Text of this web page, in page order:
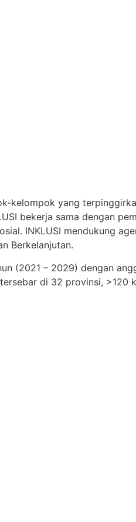
kelompok yang
bekerja sama dengan
INKLUSI mendukung
Berkelanjutan.
(2021 – 2029) dengan
di 32 provinsi, >120